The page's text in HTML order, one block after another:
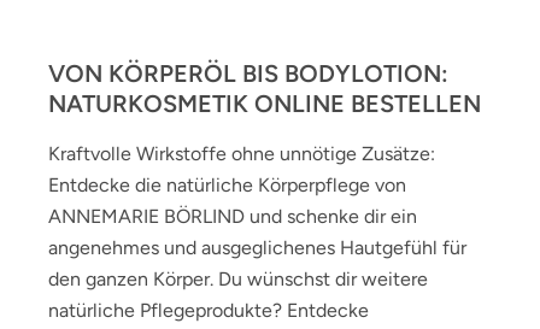
VON KÖRPERÖL BIS BODYLOTION:
NATURKOSMETIK ONLINE BESTELLEN
Kraftvolle Wirkstoffe ohne unnötige Zusätze:
Entdecke die natürliche Körperpflege von
ANNEMARIE BÖRLIND und schenke dir ein
angenehmes und ausgeglichenes Hautgefühl für
den ganzen Körper. Du wünschst dir weitere
natürliche Pflegeprodukte? Entdecke